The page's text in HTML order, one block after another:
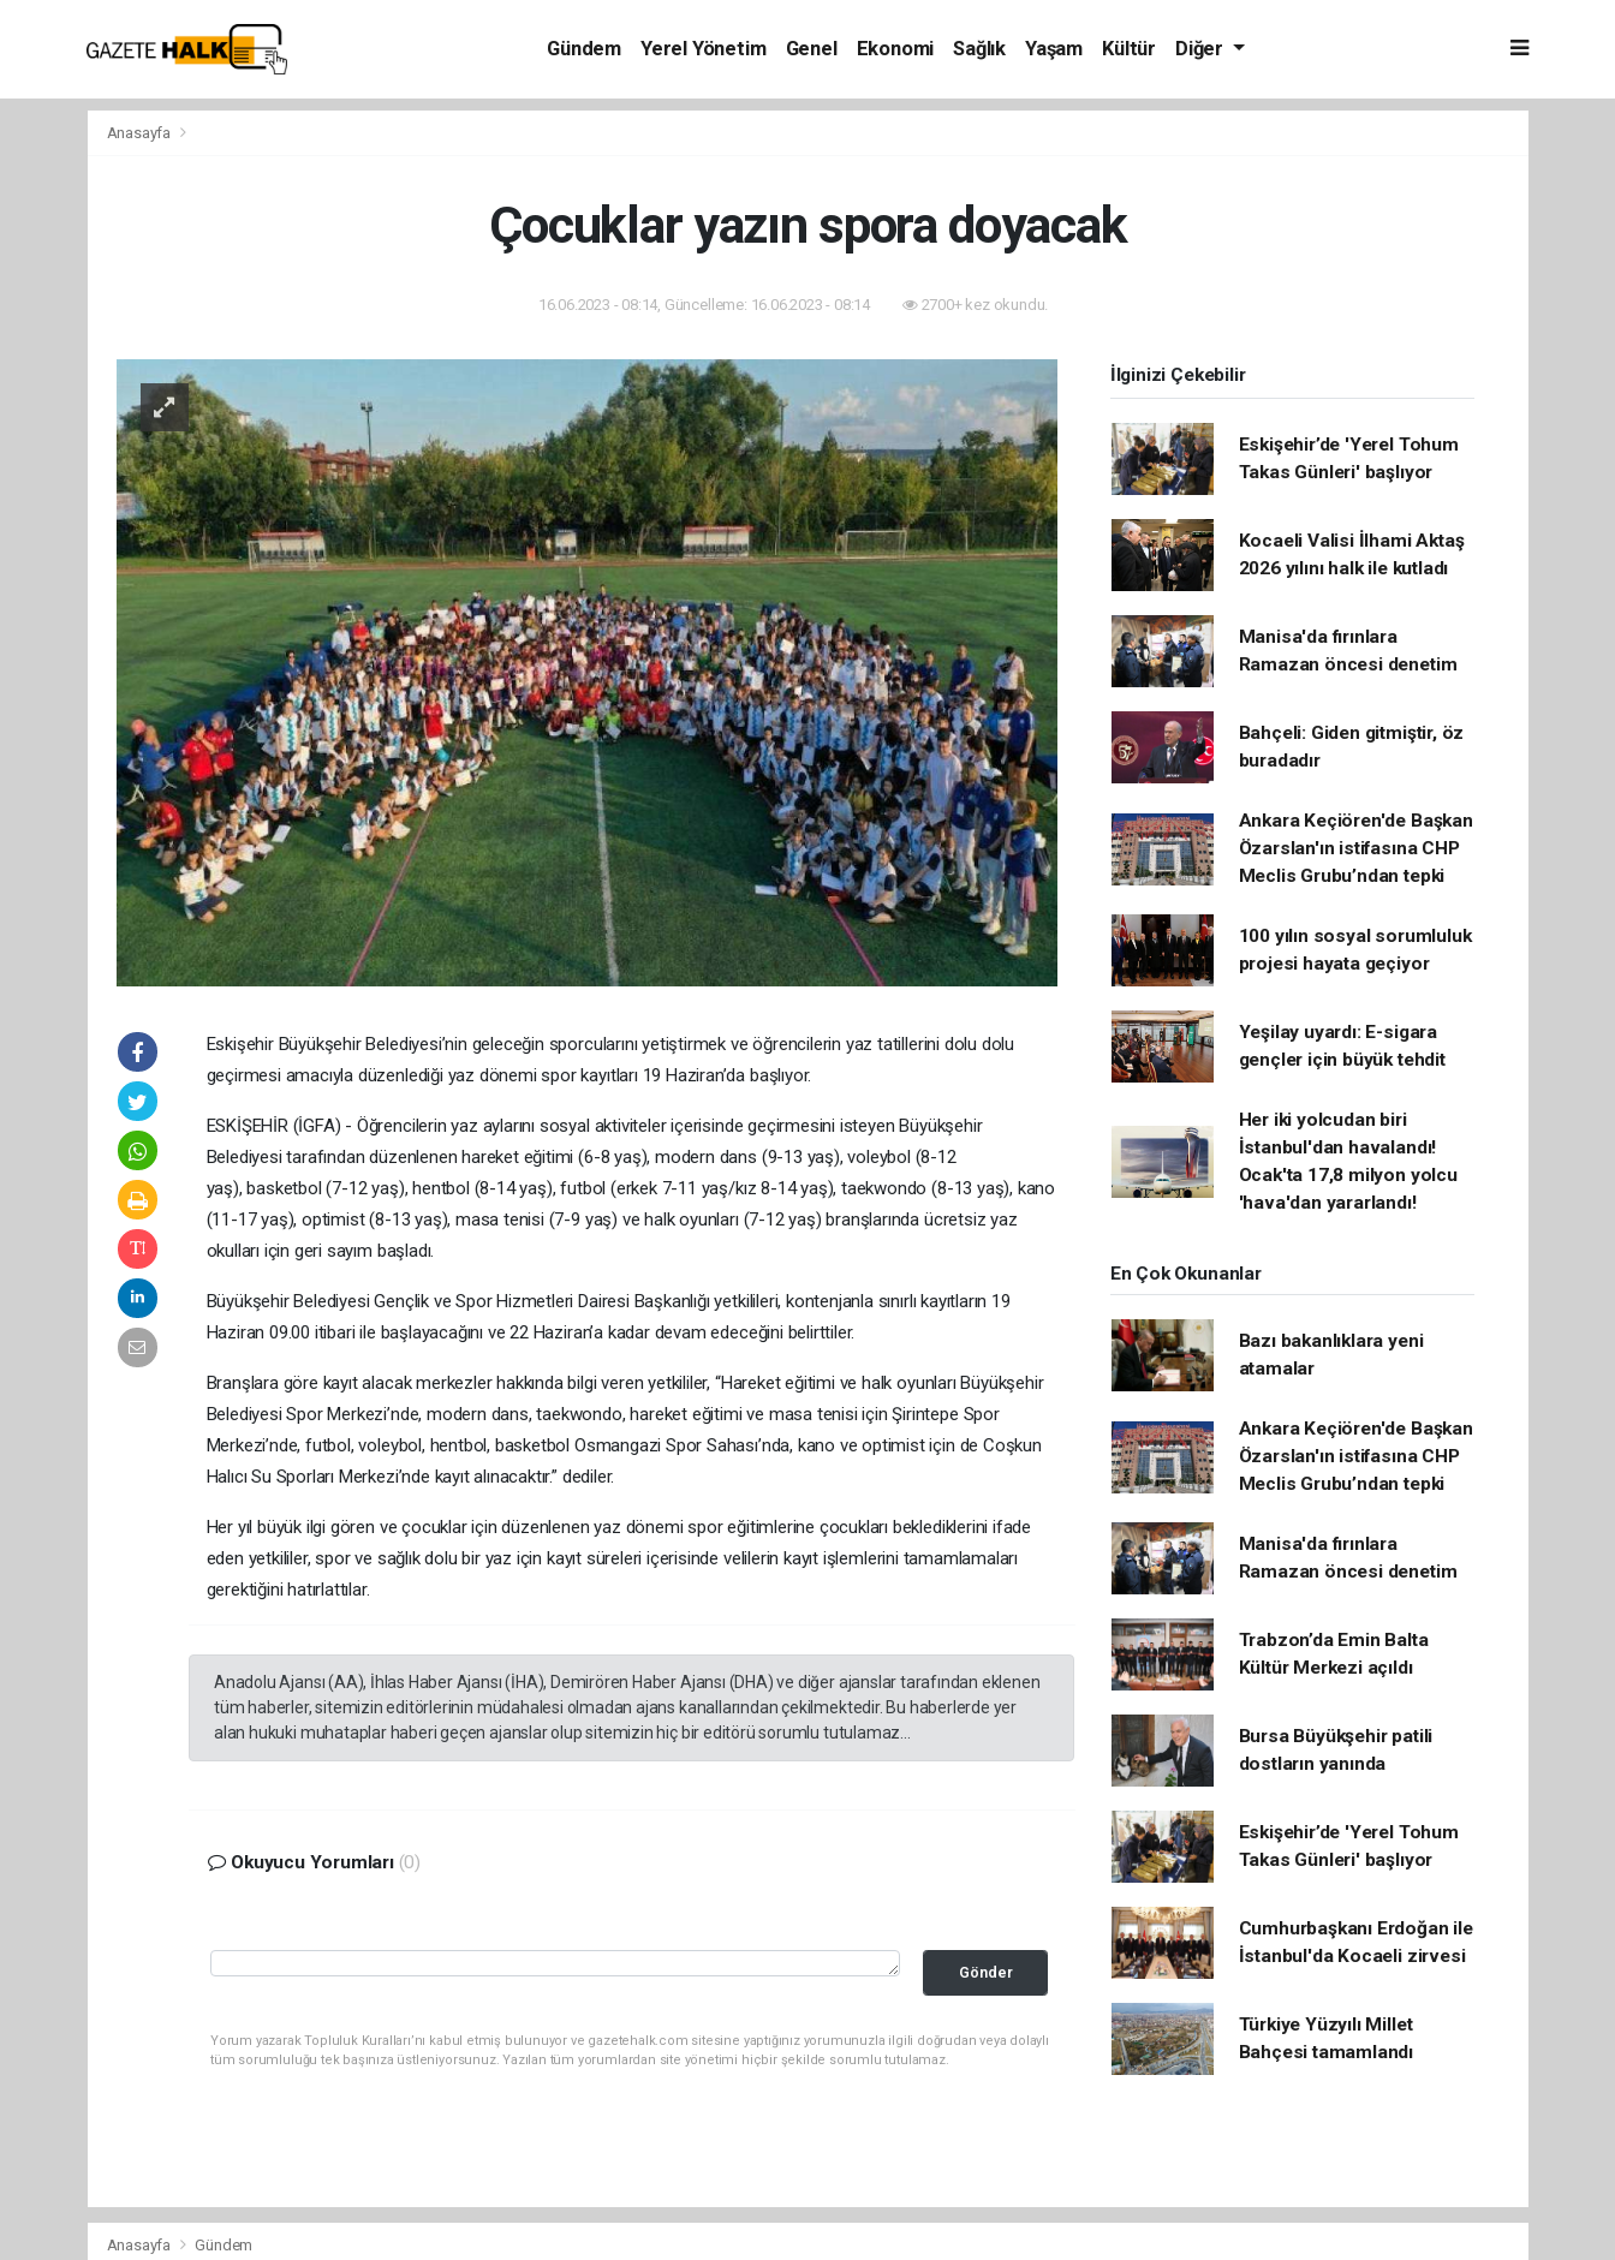
Gündem Yerel Yönetim Genel Ekonomi Sağlık Yaşam Kültür Diğer
Anasayfa
Çocuklar yazın spora doyacak
16.06.2023 - 08:14, Güncelleme: 16.06.2023 - 08:14 2700+ kez okundu.
Eskişehir Büyükşehir Belediyesi’nin geleceğin sporcularını yetiştirmek ve öğrencilerin yaz tatillerini dolu dolu
geçirmesi amacıyla düzenlediği yaz dönemi spor kayıtları 19 Haziran’da başlıyor.
ESKİŞEHİR (İGFA) - Öğrencilerin yaz aylarını sosyal aktiviteler içerisinde geçirmesini isteyen Büyükşehir
Belediyesi tarafından düzenlenen hareket eğitimi (6-8 yaş), modern dans (9-13 yaş), voleybol (8-12
yaş), basketbol (7-12 yaş), hentbol (8-14 yaş), futbol (erkek 7-11 yaş/kız 8-14 yaş), taekwondo (8-13 yaş), kano
(11-17 yaş), optimist (8-13 yaş), masa tenisi (7-9 yaş) ve halk oyunları (7-12 yaş) branşlarında ücretsiz yaz
okulları için geri sayım başladı.
Büyükşehir Belediyesi Gençlik ve Spor Hizmetleri Dairesi Başkanlığı yetkilileri, kontenjanla sınırlı kayıtların 19
Haziran 09.00 itibari ile başlayacağını ve 22 Haziran’a kadar devam edeceğini belirttiler.
Branşlara göre kayıt alacak merkezler hakkında bilgi veren yetkililer, “Hareket eğitimi ve halk oyunları Büyükşehir
Belediyesi Spor Merkezi’nde, modern dans, taekwondo, hareket eğitimi ve masa tenisi için Şirintepe Spor
Merkezi’nde, futbol, voleybol, hentbol, basketbol Osmangazi Spor Sahası’nda, kano ve optimist için de Coşkun
Halıcı Su Sporları Merkezi’nde kayıt alınacaktır.” dediler.
Her yıl büyük ilgi gören ve çocuklar için düzenlenen yaz dönemi spor eğitimlerine çocukları beklediklerini ifade
eden yetkililer, spor ve sağlık dolu bir yaz için kayıt süreleri içerisinde velilerin kayıt işlemlerini tamamlamaları
gerektiğini hatırlattılar.
Anadolu Ajansı (AA), İhlas Haber Ajansı (İHA), Demirören Haber Ajansı (DHA) ve diğer ajanslar tarafından eklenen
tüm haberler, sitemizin editörlerinin müdahalesi olmadan ajans kanallarından çekilmektedir. Bu haberlerde yer
alan hukuki muhataplar haberi geçen ajanslar olup sitemizin hiç bir editörü sorumlu tutulamaz...
Okuyucu Yorumları (0)
Gönder
Yorum yazarak Topluluk Kuralları’nı kabul etmiş bulunuyor ve gazetehalk.com sitesine yaptığınız yorumunuzla ilgili doğrudan veya dolaylı
tüm sorumluluğu tek başınıza üstleniyorsunuz. Yazılan tüm yorumlardan site yönetimi hiçbir şekilde sorumlu tutulamaz.
İlginizi Çekebilir
Eskişehir’de 'Yerel Tohum
Takas Günleri' başlıyor
Kocaeli Valisi İlhami Aktaş
2026 yılını halk ile kutladı
Manisa'da fırınlara
Ramazan öncesi denetim
Bahçeli: Giden gitmiştir, öz
buradadır
Ankara Keçiören'de Başkan
Özarslan'ın istifasına CHP
Meclis Grubu’ndan tepki
100 yılın sosyal sorumluluk
projesi hayata geçiyor
Yeşilay uyardı: E-sigara
gençler için büyük tehdit
Her iki yolcudan biri
İstanbul'dan havalandı!
Ocak'ta 17,8 milyon yolcu
'hava'dan yararlandı!
En Çok Okunanlar
Bazı bakanlıklara yeni
atamalar
Ankara Keçiören'de Başkan
Özarslan'ın istifasına CHP
Meclis Grubu’ndan tepki
Manisa'da fırınlara
Ramazan öncesi denetim
Trabzon’da Emin Balta
Kültür Merkezi açıldı
Bursa Büyükşehir patili
dostların yanında
Eskişehir’de 'Yerel Tohum
Takas Günleri' başlıyor
Cumhurbaşkanı Erdoğan ile
İstanbul'da Kocaeli zirvesi
Türkiye Yüzyılı Millet
Bahçesi tamamlandı
Anasayfa Gündem